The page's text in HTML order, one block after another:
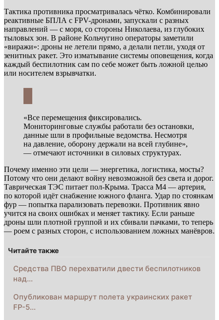
Тактика противника просматривалась чётко. Комбинировали
реактивные БПЛА с FPV-дронами, запускали с разных
направлений — с моря, со стороны Николаева, из глубоких
тыловых зон. В районе Кольчугино операторы заметили
«виражи»: дроны не летели прямо, а делали петли, уходя от
зенитных ракет. Это изматывание системы оповещения, когда
каждый беспилотник сам по себе может быть ложной целью
или носителем взрывчатки.
«Все перемещения фиксировались.
Мониторинговые службы работали без остановки,
данные шли в профильные ведомства. Несмотря
на давление, оборону держали на всей глубине»,
— отмечают источники в силовых структурах.
Почему именно эти цели — энергетика, логистика, мосты?
Потому что они делают войну невозможной без света и дорог.
Таврическая ТЭС питает пол-Крыма. Трасса М4 — артерия,
по которой идёт снабжение южного фланга. Удар по стоянкам
фур — попытка парализовать перевозки. Противник явно
учится на своих ошибках и меняет тактику. Если раньше
дроны шли плотной группой и их сбивали пачками, то теперь
— роем с разных сторон, с использованием ложных манёвров.
Читайте также
Средства ПВО перехватили двести беспилотников
над…
Опубликован маршрут полета украинских ракет
FP-5…